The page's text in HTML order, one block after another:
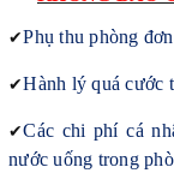
✔Phụ thu phòng đơn
✔Hành lý quá cước
✔Các chi phí cá
nước uống trong